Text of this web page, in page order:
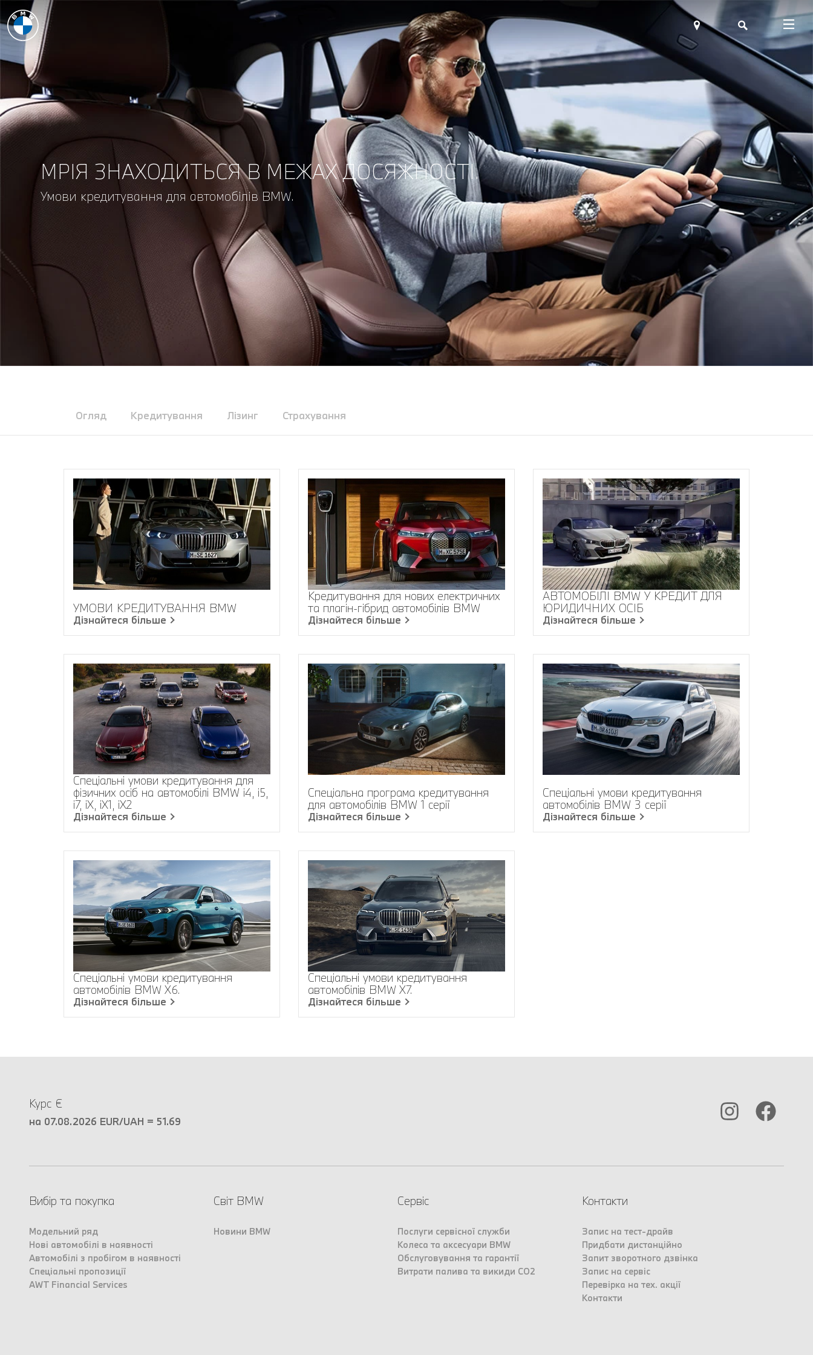
МРІЯ ЗНАХОДИТЬСЯ В МЕЖАХ ДОСЯЖНОСТІ.
Умови кредитування для автомобілів BMW.
Огляд Кредитування Лізинг Страхування
УМОВИ КРЕДИТУВАННЯ BMW
Дізнайтеся більше
Кредитування для нових електричних
та плагін-гібрид автомобілів BMW
Дізнайтеся більше
АВТОМОБІЛІ BMW У КРЕДИТ ДЛЯ
ЮРИДИЧНИХ ОСІБ
Дізнайтеся більше
Спеціальні умови кредитування для
фізичних осіб на автомобілі BMW i4, i5,
i7, iХ, iХ1, iХ2
Дізнайтеся більше
Спеціальна програма кредитування
для автомобілів BMW 1 серії
Дізнайтеся більше
Спеціальні умови кредитування
автомобілів BMW 3 серії
Дізнайтеся більше
Спеціальні умови кредитування
автомобілів BMW X6.
Дізнайтеся більше
Спеціальні умови кредитування
автомобілів BMW X7.
Дізнайтеся більше
Курс €
на 07.08.2026 EUR/UAH = 51.69
Вибір та покупка
Модельний ряд
Нові автомобілі в наявності
Автомобілі з пробігом в наявності
Спеціальні пропозиції
AWT Financial Services
Світ BMW
Новини BMW
Сервіс
Послуги сервісної служби
Колеса та аксесуари BMW
Обслуговування та гарантії
Витрати палива та викиди CO2
Контакти
Запис на тест-драйв
Придбати дистанційно
Запит зворотного дзвінка
Запис на сервіс
Перевірка на тех. акції
Контакти